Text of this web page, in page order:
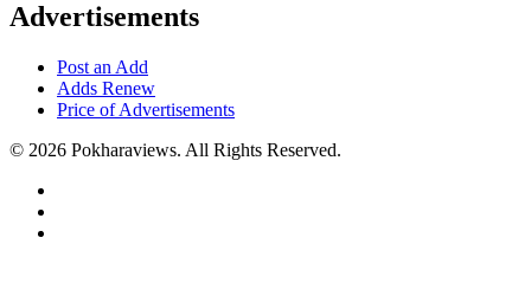
Advertisements
Post an Add
Adds Renew
Price of Advertisements
© 2026 Pokharaviews. All Rights Reserved.